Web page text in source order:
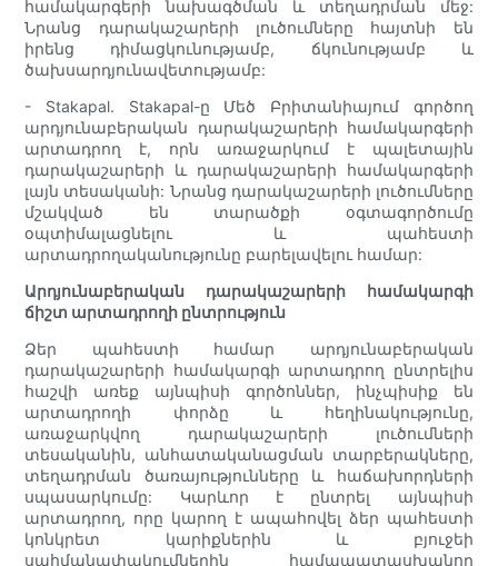
համակարգերի նախագծման և տեղադրման մեջ:
Նրանց դարակաշարերի լուծումները հայտնի են
իրենց դիմացկունությամբ, ճկունությամբ և
ծախսարդյունավետությամբ:
- Stakapal. Stakapal-ը Մեծ Բրիտանիայում գործող
արդյունաբերական դարակաշարերի համակարգերի
արտադրող է, որն առաջարկում է պալետային
դարակաշարերի և դարակաշարերի համակարգերի
լայն տեսականի: Նրանց դարակաշարերի լուծումները
մշակված են տարածքի օգտագործումը
օպտիմալացնելու և պահեստի
արտադրողականությունը բարելավելու համար:
Արդյունաբերական դարակաշարերի համակարգի
ճիշտ արտադրողի ընտրություն
Ձեր պահեստի համար արդյունաբերական
դարակաշարերի համակարգի արտադրող ընտրելիս
հաշվի առեք այնպիսի գործոններ, ինչպիսիք են
արտադրողի փորձը և հեղինակությունը,
առաջարկվող դարակաշարերի լուծումների
տեսականին, անհատականացման տարբերակները,
տեղադրման ծառայությունները և հաճախորդների
սպասարկումը: Կարևոր է ընտրել այնպիսի
արտադրող, որը կարող է ապահովել ձեր պահեստի
կոնկրետ կարիքներին և բյուջեի
սահմանափակումներին համապատասխանող